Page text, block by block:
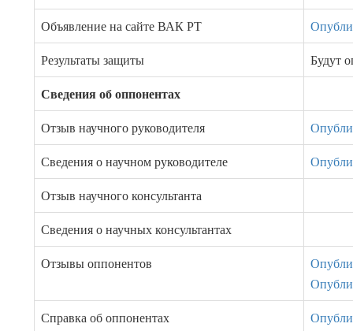
Объявление на сайте ВАК РТ
Результаты защиты Будут
Сведения об оппонентах
Отзыв научного руководителя
Сведения о научном руководителе
Отзыв научного консультанта
Сведения о научных консультантах
Отзывы оппонентов
Справка об оппонентах